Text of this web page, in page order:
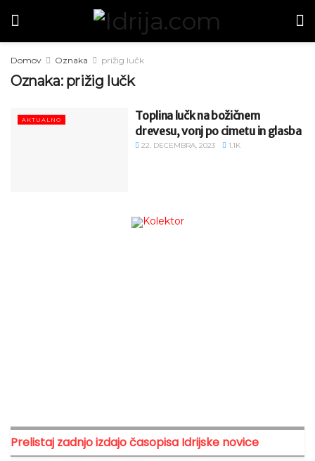
Domov Oznaka prižig lučk
Oznaka: prižig lučk
AKTUALNO
Toplina lučk na božičnem
drevesu, vonj po cimetu in glasba
22. DECEMBRA, 2023 1.1K
Prelistaj zadnjo izdajo časopisa Idrijske novice